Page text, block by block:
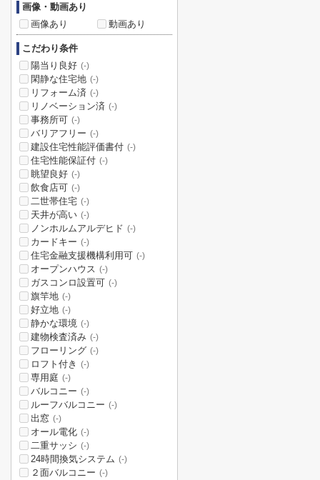
画像・動画あり
画像あり
動画あり
こだわり条件
陽当り良好 (-)
閑静な住宅地 (-)
リフォーム済 (-)
リノベーション済 (-)
事務所可 (-)
バリアフリー (-)
建設住宅性能評価書付 (-)
住宅性能保証付 (-)
眺望良好 (-)
飲食店可 (-)
二世帯住宅 (-)
天井が高い (-)
ノンホルムアルデヒド (-)
カードキー (-)
住宅金融支援機構利用可 (-)
オープンハウス (-)
ガスコンロ設置可 (-)
旗竿地 (-)
好立地 (-)
静かな環境 (-)
建物検査済み (-)
フローリング (-)
ロフト付き (-)
専用庭 (-)
バルコニー (-)
ルーフバルコニー (-)
出窓 (-)
オール電化 (-)
二重サッシ (-)
24時間換気システム (-)
２面バルコニー (-)